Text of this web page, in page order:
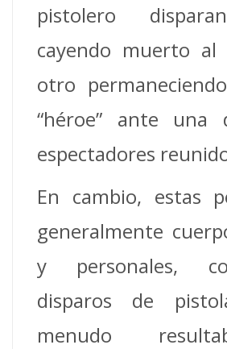
pistolero
cayendo muerto
otro
“héroe” ante una
espectadores
En cambio, estas
generalmente
y personales,
disparos de
menudo